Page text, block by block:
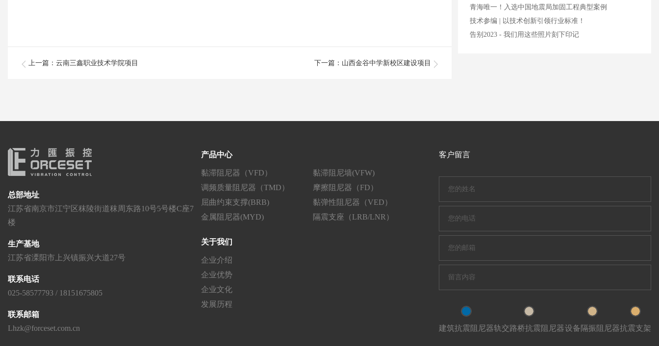
上一篇 ：云南三鑫职业技术学院项目 下一篇 ：山西金谷中学新校区建设项目
青海唯一！入选中国地震局加固工程典型案例
技术参编 | 以技术创新引领行业标准！
告别2023 - 我们用这些照片刻下印记
总部地址
江苏省南京市江宁区秣陵街道秣周东路10号5号楼C座7
楼
生产基地
江苏省溧阳市上兴镇振兴大道27号
联系电话
025-58577793 / 18151675805
联系邮箱
Lhzk@forceset.com.cn
产品中心
黏滞阻尼器（VFD）
调频质量阻尼器（TMD）
屈曲约束支撑(BRB)
金属阻尼器(MYD)
黏滞阻尼墙(VFW)
摩擦阻尼器（FD）
黏弹性阻尼器（VED）
隔震支座（LRB/LNR）
关于我们
企业介绍
企业优势
企业文化
发展历程
客户留言
建筑抗震阻尼器轨交路桥抗震阻尼器设备隔振阻尼器抗震支架